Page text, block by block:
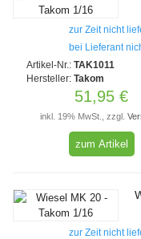
zur Zeit nicht
bei Lieferant
Artikel-Nr.:TAK1011
Hersteller:Takom
51,95 €
inkl. 19% MwSt., zzgl.
zum Artikel
zur Zeit nicht